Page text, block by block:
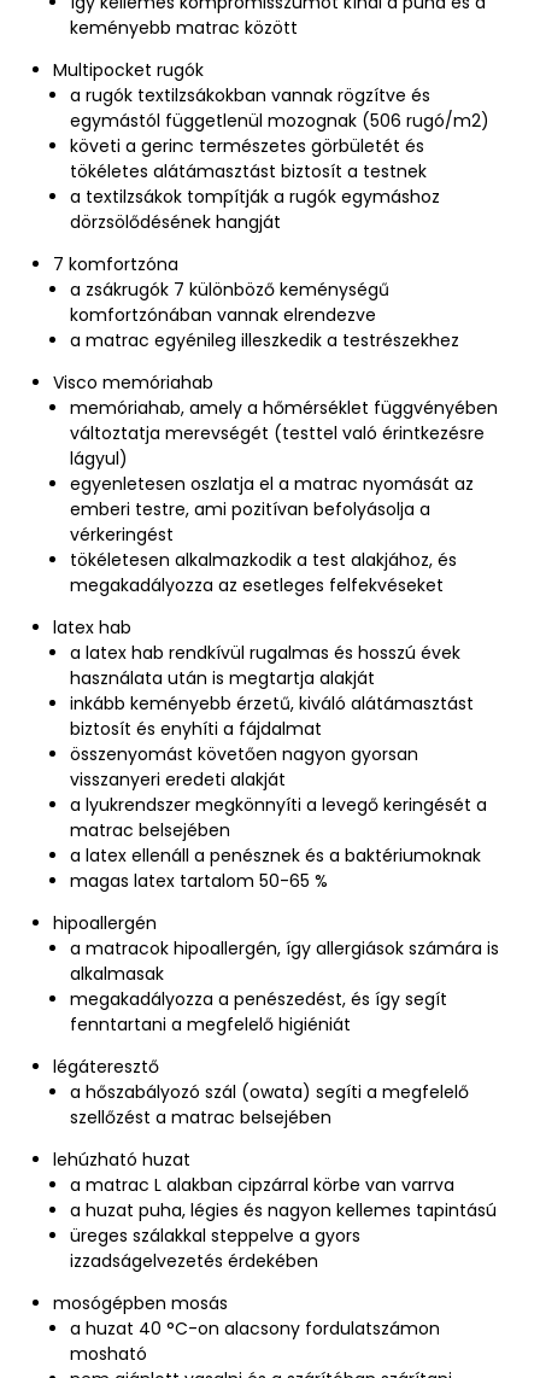
keményebb matrac között
Multipocket rugók
a rugók textilzsákokban vannak rögzítve és
egymástól függetlenül mozognak (506 rugó/m2)
követi a gerinc természetes görbületét és
tökéletes alátámasztást biztosít a testnek
a textilzsákok tompítják a rugók egymáshoz
dörzsölődésének hangját
7 komfortzóna
a zsákrugók 7 különböző keménységű
komfortzónában vannak elrendezve
a matrac egyénileg illeszkedik a testrészekhez
Visco memóriahab
memóriahab, amely a hőmérséklet függvényében
változtatja merevségét (testtel való érintkezésre
lágyul)
egyenletesen oszlatja el a matrac nyomását az
emberi testre, ami pozitívan befolyásolja a
vérkeringést
tökéletesen alkalmazkodik a test alakjához, és
megakadályozza az esetleges felfekvéseket
latex hab
a latex hab rendkívül rugalmas és hosszú évek
használata után is megtartja alakját
inkább keményebb érzetű, kiváló alátámasztást
biztosít és enyhíti a fájdalmat
összenyomást követően nagyon gyorsan
visszanyeri eredeti alakját
a lyukrendszer megkönnyíti a levegő keringését a
matrac belsejében
a latex ellenáll a penésznek és a baktériumoknak
magas latex tartalom 50-65 %
hipoallergén
a matracok hipoallergén, így allergiások számára is
alkalmasak
megakadályozza a penészedést, és így segít
fenntartani a megfelelő higiéniát
légáteresztő
a hőszabályozó szál (owata) segíti a megfelelő
szellőzést a matrac belsejében
lehúzható huzat
a matrac L alakban cipzárral körbe van varrva
a huzat puha, légies és nagyon kellemes tapintású
üreges szálakkal steppelve a gyors
izzadságelvezetés érdekében
mosógépben mosás
a huzat 40 °C-on alacsony fordulatszámon
mosható